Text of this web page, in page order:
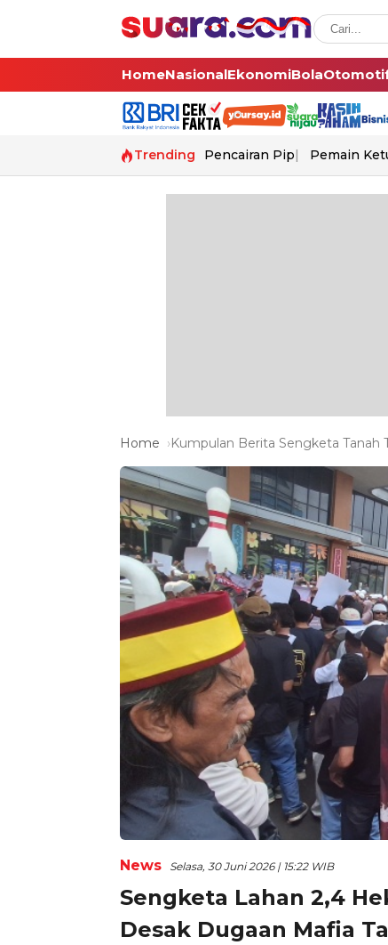
HomeNasionalEkonomiBola
Trending Pencairan Pip Pemain
Home Kumpulan Berita Sengketa Tanah
News Selasa, 30 Juni 2026 | 15:22 WIB
Sengketa Lahan 2,4
Desak Dugaan Mafia